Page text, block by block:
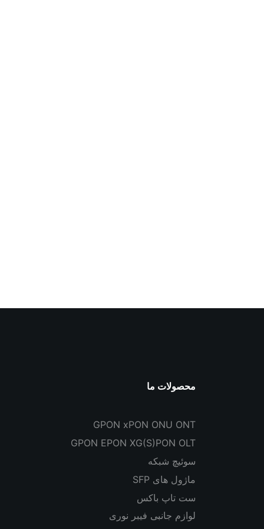
محصولات ما
GPON xPON ONU ONT
GPON EPON XG(S)PON OLT
سوئیچ شبکه
ماژول های SFP
ست تاپ باکس
لوازم جانبی فیبر نوری